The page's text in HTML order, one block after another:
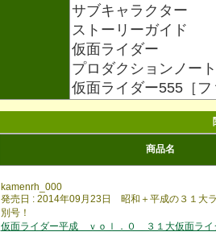
サブキャラクター
ストーリーガイド
仮面ライダー
プロダクションノート
仮面ライダー555［
商品名
kamenrh_000
発売日 : 2014年09月23日 昭和＋平成の３１大
別号！
仮面ライダー平成 ｖｏｌ．０ ３１大仮面ライ